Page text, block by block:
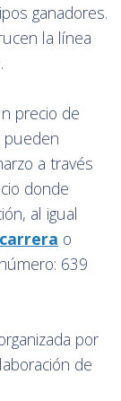
ganadores.
la línea
precio de
pueden
a través
donde
al igual
o
639
por
de